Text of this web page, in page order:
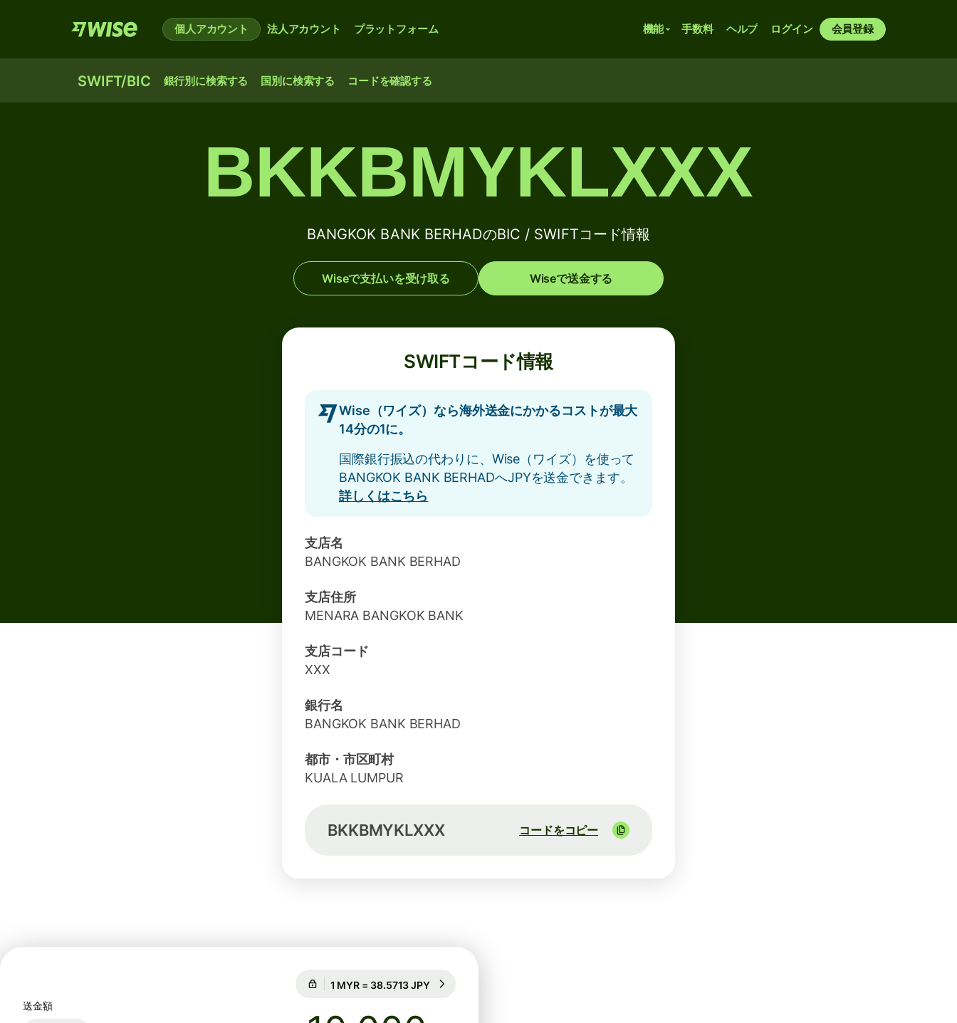
個人アカウント 法人アカウント プラットフォーム 機能 手数料 ヘルプ ログイン 会員登録
SWIFT/BIC 銀行別に検索する 国別に検索する コードを確認する
BKKBMYKLXXX
BANGKOK BANK BERHADのBIC / SWIFTコード情報
Wiseで支払いを受け取る Wiseで送金する
SWIFTコード情報
Wise（ワイズ）なら海外送金にかかるコストが最大
14分の1に。
国際銀行振込の代わりに、Wise（ワイズ）を使って
BANGKOK BANK BERHADへJPYを送金できます。
詳しくはこちら
支店名
BANGKOK BANK BERHAD
支店住所
MENARA BANGKOK BANK
支店コード
XXX
銀行名
BANGKOK BANK BERHAD
都市・市区町村
KUALA LUMPUR
BKKBMYKLXXX コードをコピー
24時間のレート保証
送金額